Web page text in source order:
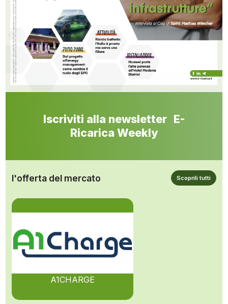
Iscriviti alla newsletter E-
Ricarica Weekly
l'offerta del mercato Scoprili tutti
A1CHARGE